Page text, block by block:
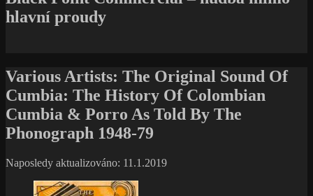
hlavní proudy
Various Artists: The Original Sound Of
Cumbia: The History Of Colombian
Cumbia & Porro As Told By The
Phonograph 1948-79
Naposledy aktualizováno: 11.1.2019